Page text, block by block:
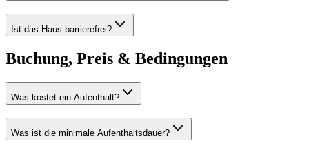
Ist das Haus barrierefrei?
Buchung, Preis & Bedingungen
Was kostet ein Aufenthalt?
Was ist die minimale Aufenthaltsdauer?